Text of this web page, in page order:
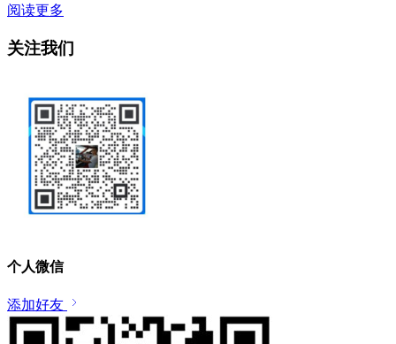
阅读更多
关注我们
个人微信
添加好友